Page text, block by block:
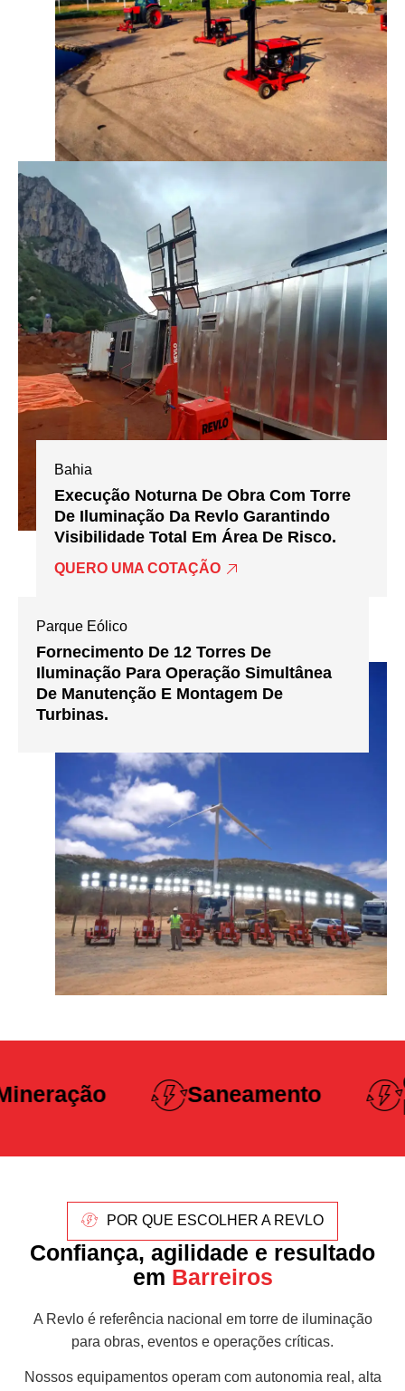
Bahia
Execução Noturna De Obra Com Torre
De Iluminação Da Revlo Garantindo
Visibilidade Total Em Área De Risco.
QUERO UMA COTAÇÃO
Parque Eólico
Fornecimento De 12 Torres De
Iluminação Para Operação Simultânea
De Manutenção E Montagem De
Turbinas.
Saneamento
Construção
Pesada
POR QUE ESCOLHER A REVLO
Confiança, agilidade e resultado
em Barreiros
A Revlo é referência nacional em torre de iluminação
para obras, eventos e operações críticas.
Nossos equipamentos operam com autonomia real, alta